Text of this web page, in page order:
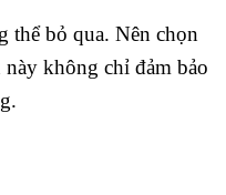
thể bỏ qua. Nên chọn
không chỉ đảm bảo